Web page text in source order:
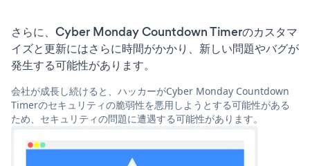
さらに、Cyber Monday Countdown Timerのカスタマ
イズと更新にはさらに時間がかかり、新しい問題やバグが
発生する可能性があります。
会社が成長し続けると、ハッカーがCyber Monday Countdown
Timerのセキュリティの脆弱性を悪用しようとする可能性がある
ため、セキュリティの問題に遭遇する可能性があります。